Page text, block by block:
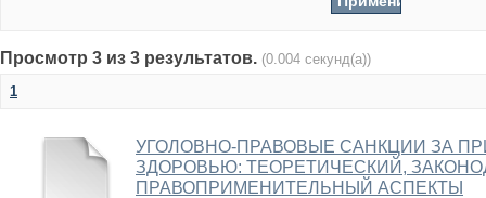
Просмотр 3 из 3 результатов. (0.004 секунд(а))
1
УГОЛОВНО-ПРАВОВЫЕ САНКЦИИ ЗА
ЗДОРОВЬЮ: ТЕОРЕТИЧЕСКИЙ,
ПРАВОПРИМЕНИТЕЛЬНЫЙ АСПЕКТЫ